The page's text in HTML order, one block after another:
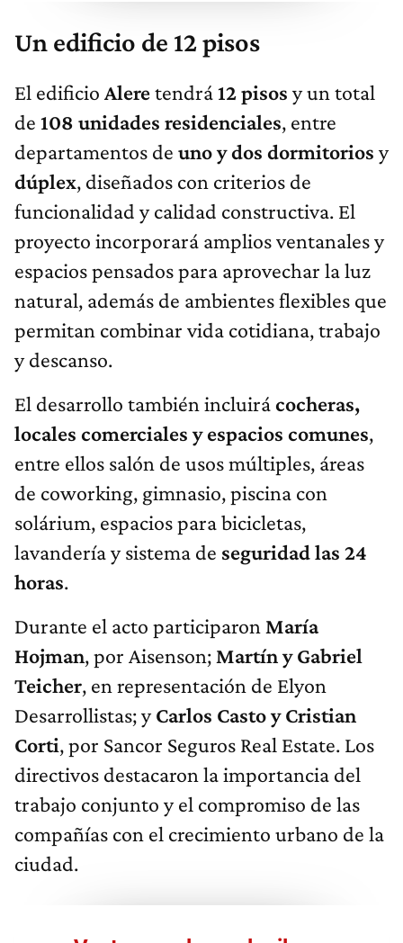
Un edificio de 12 pisos
El edificio Aleretendrá12 pisos y un total
de 108 unidades residenciales, entre
departamentos de uno y dos dormitorios y
dúplex, diseñados con criterios de
funcionalidad y calidad constructiva. El
proyecto incorporará amplios ventanales y
espacios pensados para aprovechar la luz
natural, además de ambientes flexibles que
permitan combinar vida cotidiana, trabajo
y descanso.
El desarrollo también incluirácocheras,
locales comerciales y espacios comunes,
entre ellos salón de usos múltiples, áreas
de coworking, gimnasio, piscina con
solárium, espacios para bicicletas,
lavandería y sistema de seguridad las 24
horas.
Durante el acto participaron María
Hojman, por Aisenson; Martín y Gabriel
Teicher, en representación de Elyon
Desarrollistas; yCarlos Casto y Cristian
Corti, por Sancor Seguros Real Estate. Los
directivos destacaron la importancia del
trabajo conjunto y el compromiso de las
compañías con el crecimiento urbano de la
ciudad.